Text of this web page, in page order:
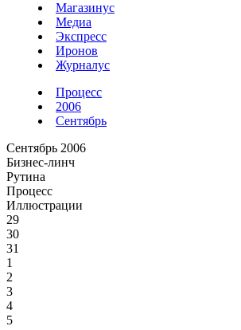
Магазинус
Медиа
Экспресс
Иронов
Журналус
Процесс
2006
Сентябрь
Сентябрь 2006
Бизнес-линч
Рутина
Процесс
Иллюстрации
29
30
31
1
2
3
4
5